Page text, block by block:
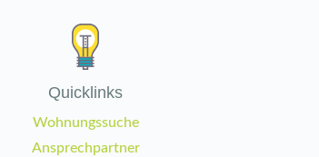
Quicklinks
Wohnungssuche
Ansprechpartner